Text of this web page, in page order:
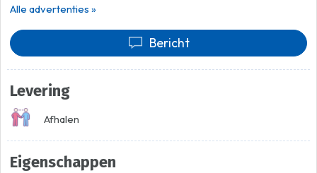
Alle advertenties »
Bericht
Levering
Afhalen
Eigenschappen